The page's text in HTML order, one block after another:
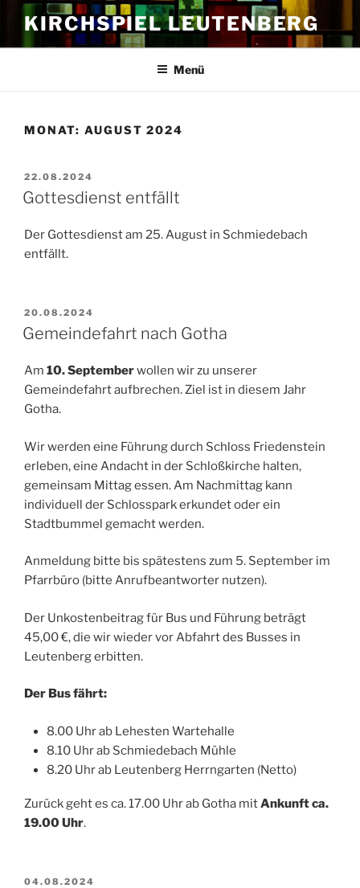
Zum
Inhalt
springen
KIRCHSPIEL LEUTENBERG
Menü
MONAT: AUGUST 2024
VERÖFFENTLICHT
AM
22.08.2024
Gottesdienst entfällt
Der Gottesdienst am 25. August in Schmiedebach
entfällt.
VERÖFFENTLICHT
AM
20.08.2024
Gemeindefahrt nach Gotha
Am 10. Septemberwollen wir zu unserer
Gemeindefahrt aufbrechen. Ziel ist in diesem Jahr
Gotha.
Wir werden eine Führung durch Schloss Friedenstein
erleben, eine Andacht in der Schloßkirche halten,
gemeinsam Mittag essen. Am Nachmittag kann
individuell der Schlosspark erkundet oder ein
Stadtbummel gemacht werden.
Anmeldung bitte bis spätestens zum 5. September im
Pfarrbüro (bitte Anrufbeantworter nutzen).
Der Unkostenbeitrag für Bus und Führung beträgt
45,00 €, die wir wieder vor Abfahrt des Busses in
Leutenberg erbitten.
Der Bus fährt:
8.00 Uhr ab Lehesten Wartehalle
8.10 Uhr ab Schmiedebach Mühle
8.20 Uhr ab Leutenberg Herrngarten (Netto)
Zurück geht es ca. 17.00 Uhr ab Gotha mitAnkunft ca.
19.00 Uhr.
VERÖFFENTLICHT
04.08.2024